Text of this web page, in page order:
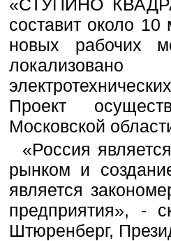
«СТУПИНО
составит около
новых рабочих
локализовано
Проект
Московской
«Россия
рынком и
является
предприятия», -
Штюренберг,